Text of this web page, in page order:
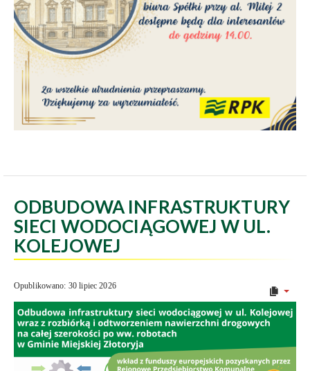
ODBUDOWA INFRASTRUKTURY
SIECI WODOCIĄGOWEJ W UL.
KOLEJOWEJ
Opublikowano: 30 lipiec 2026